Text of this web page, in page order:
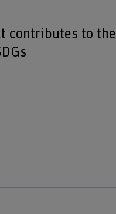
contributes to the